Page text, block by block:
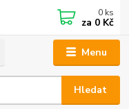
Menu
Hledat
0 ks
za 0 Kč